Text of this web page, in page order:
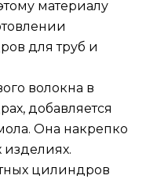
материалу
для труб и
волокна в
добавляется
Она накрепко
изделиях.
цилиндров